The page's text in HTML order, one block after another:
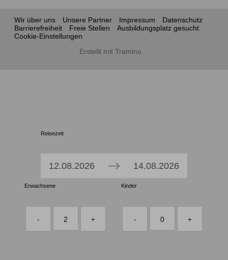
Wir über uns Unsere Partner Impressum
Datenschutz
Barrierefreiheit
Freie Stellen
Ausbildungsplatz gesucht
Cookie-Einstellungen
Erstellt mit Tramino
Reisezeit
Press
down
12.08.2026
Press
down
14.08.2026
Erwachsene
- 2 +
Kinder
- 0 +